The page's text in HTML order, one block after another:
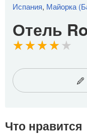
Испания, Майорка
Отель
Что нравится